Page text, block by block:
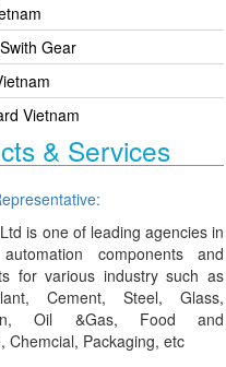
Gear
Vietnam
& Services
is one of leading agencies in
components and
for various industry such as
Cement, Steel, Glass,
Oil &Gas, Food and
Chemcial, Packaging, etc